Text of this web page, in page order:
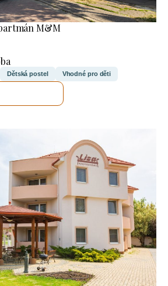
M&M
Dětská postel Vhodné pro děti